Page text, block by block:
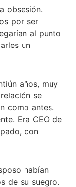
obsesión.
por ser
al punto
un
años, muy
se
como antes.
Era CEO de
con
habían
de su suegro.